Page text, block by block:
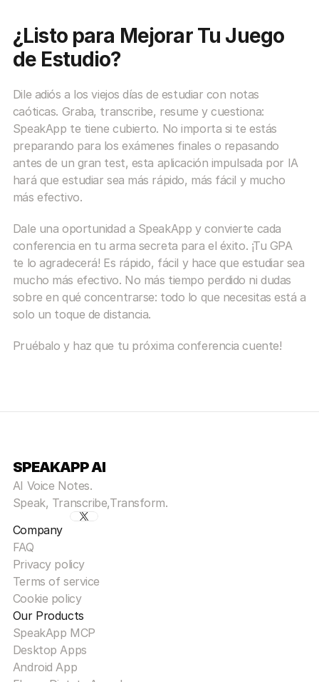
¿Listo para Mejorar Tu Juego
de Estudio?
Dile adiós a los viejos días de estudiar con notas
caóticas. Graba, transcribe, resume y cuestiona:
SpeakApp te tiene cubierto. No importa si te estás
preparando para los exámenes finales o repasando
antes de un gran test, esta aplicación impulsada por IA
hará que estudiar sea más rápido, más fácil y mucho
más efectivo.
Dale una oportunidad a SpeakApp y convierte cada
conferencia en tu arma secreta para el éxito. ¡Tu GPA
te lo agradecerá! Es rápido, fácil y hace que estudiar sea
mucho más efectivo. No más tiempo perdido ni dudas
sobre en qué concentrarse: todo lo que necesitas está a
solo un toque de distancia.
Pruébalo y haz que tu próxima conferencia cuente!
SPEAKAPP AI
AI Voice Notes.
Speak, Transcribe,Transform.
Company
FAQ
Privacy policy
Terms of service
Cookie policy
Our Products
SpeakApp MCP
Desktop Apps
Android App